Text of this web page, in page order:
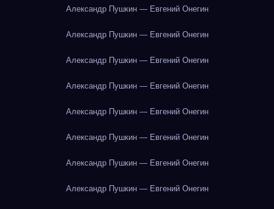
Александр Пушкин — Евгений Онегин
Александр Пушкин — Евгений Онегин
Александр Пушкин — Евгений Онегин
Александр Пушкин — Евгений Онегин
Александр Пушкин — Евгений Онегин
Александр Пушкин — Евгений Онегин
Александр Пушкин — Евгений Онегин
Александр Пушкин — Евгений Онегин